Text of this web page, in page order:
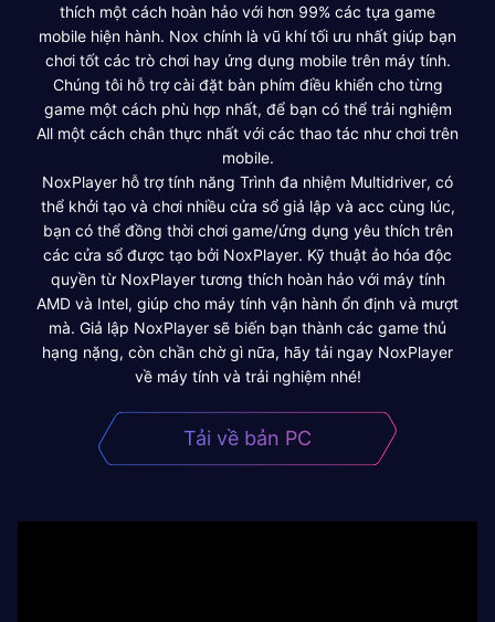
thích một cách hoàn hảo với hơn 99% các tựa game
mobile hiện hành. Nox chính là vũ khí tối ưu nhất giúp bạn
chơi tốt các trò chơi hay ứng dụng mobile trên máy tính.
Chúng tôi hỗ trợ cài đặt bàn phím điều khiển cho từng
game một cách phù hợp nhất, để bạn có thể trải nghiệm
All một cách chân thực nhất với các thao tác như chơi trên
mobile.
NoxPlayer hỗ trợ tính năng Trình đa nhiệm Multidriver, có
thể khởi tạo và chơi nhiều cửa sổ giả lập và acc cùng lúc,
bạn có thể đồng thời chơi game/ứng dụng yêu thích trên
các cửa sổ được tạo bởi NoxPlayer. Kỹ thuật ảo hóa độc
quyền từ NoxPlayer tương thích hoàn hảo với máy tính
AMD và Intel, giúp cho máy tính vận hành ổn định và mượt
mà. Giả lập NoxPlayer sẽ biến bạn thành các game thủ
hạng nặng, còn chần chờ gì nữa, hãy tải ngay NoxPlayer
về máy tính và trải nghiệm nhé!
Tải về bản PC